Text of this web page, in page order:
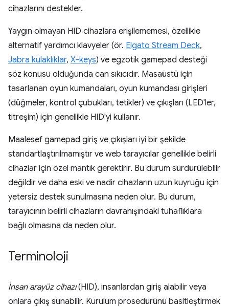
cihazlarını destekler.
Yaygın olmayan HID cihazlara erişilememesi, özellikle
alternatif yardımcı klavyeler (ör. Elgato Stream Deck,
Jabra kulaklıklar, X-keys) ve egzotik gamepad desteği
söz konusu olduğunda can sıkıcıdır. Masaüstü için
tasarlanan oyun kumandaları, oyun kumandası girişleri
(düğmeler, kontrol çubukları, tetikler) ve çıkışları (LED'ler,
titreşim) için genellikle HID'yi kullanır.
Maalesef gamepad giriş ve çıkışları iyi bir şekilde
standartlaştırılmamıştır ve web tarayıcılar genellikle belirli
cihazlar için özel mantık gerektirir. Bu durum sürdürülebilir
değildir ve daha eski ve nadir cihazların uzun kuyruğu için
yetersiz destek sunulmasına neden olur. Bu durum,
tarayıcının belirli cihazların davranışındaki tuhaflıklara
bağlı olmasına da neden olur.
Terminoloji
İnsan arayüz cihazı(HID), insanlardan giriş alabilir veya
onlara çıkış sunabilir. Kurulum prosedürünü basitleştirmek